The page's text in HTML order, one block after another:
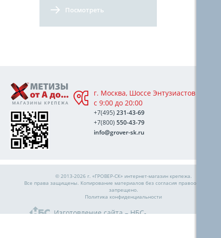
Посмотреть
г. Москва, Шоссе Энтузиастов 76А,
с 9:00 до 20:00
+7(495) 231-43-69
+7(800) 550-43-79
info@grover-sk.ru
© 2013-2026 г. «ГРОВЕР-СК» интернет-магазин крепежа
Все права защищены. Копирование материалов без согласия
запрещено.
Политика конфиденциальности
Изготовление сайта – НБС-